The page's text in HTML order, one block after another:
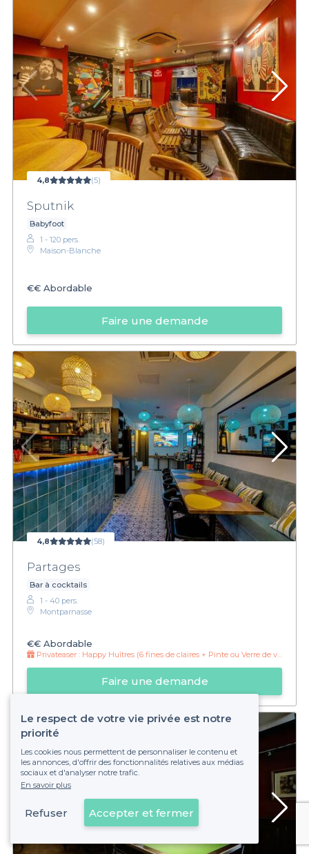
4,8 (5)
Sputnik
Babyfoot
1 - 120 pers.
Maison-Blanche
€€ Abordable
Faire une demande
4,8 (58)
Partages
Bar à cocktails
1 - 40 pers.
Montparnasse
€€ Abordable
Privateaser : Happy Huîtres (6 fines de claires + Pinte ou Verre de vin Blanc) = 15 €
Faire une demande
Voir sur la carte
Le respect de votre vie privée est notre
priorité
Les cookies nous permettent de personnaliser le contenu et
les annonces, d'offrir des fonctionnalités relatives aux médias
sociaux et d'analyser notre trafic.
En savoir plus
Refuser Accepter et fermer